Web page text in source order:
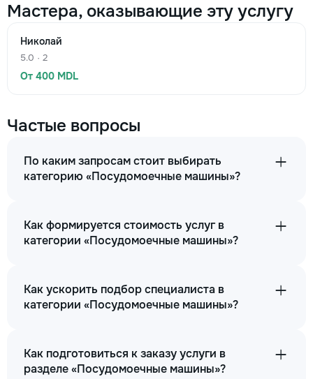
Мастера, оказывающие эту услугу
Николай
5.0 · 2
От 400 MDL
Частые вопросы
По каким запросам стоит выбирать
категорию «Посудомоечные машины»?
Как формируется стоимость услуг в
категории «Посудомоечные машины»?
Как ускорить подбор специалиста в
категории «Посудомоечные машины»?
Как подготовиться к заказу услуги в
разделе «Посудомоечные машины»?